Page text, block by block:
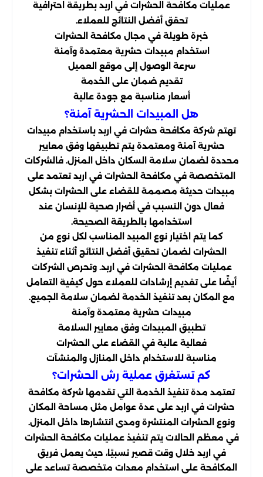
عمليات مكافحة الحشرات في اربد بطريقة احترافية
تحقق أفضل النتائج للعملاء.
خبرة طويلة في مجال مكافحة الحشرات
استخدام مبيدات حشرية معتمدة وآمنة
سرعة الوصول إلى موقع العميل
تقديم ضمان على الخدمة
أسعار مناسبة مع جودة عالية
هل المبيدات الحشرية آمنة؟
تهتم شركة مكافحة حشرات في اربد باستخدام مبيدات
حشرية آمنة ومعتمدة يتم تطبيقها وفق معايير
محددة لضمان سلامة السكان داخل المنزل. فالشركات
المتخصصة في مكافحة الحشرات في اربد تعتمد على
مبيدات حديثة مصممة للقضاء على الحشرات بشكل
فعال دون التسبب في أضرار صحية للإنسان عند
استخدامها بالطريقة الصحيحة.
كما يتم اختيار نوع المبيد المناسب لكل نوع من
الحشرات لضمان تحقيق أفضل النتائج أثناء تنفيذ
عمليات مكافحة الحشرات في اربد. وتحرص الشركات
أيضًا على تقديم إرشادات للعملاء حول كيفية التعامل
مع المكان بعد تنفيذ الخدمة لضمان سلامة الجميع.
مبيدات حشرية معتمدة وآمنة
تطبيق المبيدات وفق معايير السلامة
فعالية عالية في القضاء على الحشرات
مناسبة للاستخدام داخل المنازل والمنشآت
كم تستغرق عملية رش الحشرات؟
تعتمد مدة تنفيذ الخدمة التي تقدمها شركة مكافحة
حشرات في اربد على عدة عوامل مثل مساحة المكان
ونوع الحشرات المنتشرة ومدى انتشارها داخل المنزل.
في معظم الحالات يتم تنفيذ عمليات مكافحة الحشرات
في اربد خلال وقت قصير نسبيًا، حيث يعمل فريق
المكافحة على استخدام معدات متخصصة تساعد على